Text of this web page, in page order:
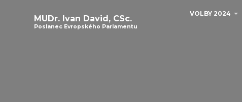
MUDr. Ivan David, CSc.
Poslanec Evropského Parlamentu
VOLBY 2024